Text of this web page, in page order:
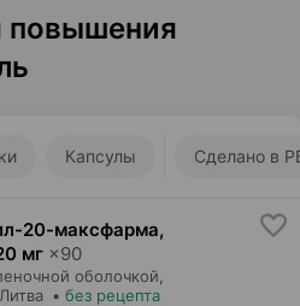
повышения
Капсулы Сделано в
20-максфарма,
мг ×90
оболочкой,
, Литва • без рецепта